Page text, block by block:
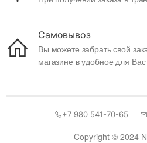
Самовывоз
Вы можете забрать свой
магазине в удобное для
Copyright © 2024
+7 980 541-70-65